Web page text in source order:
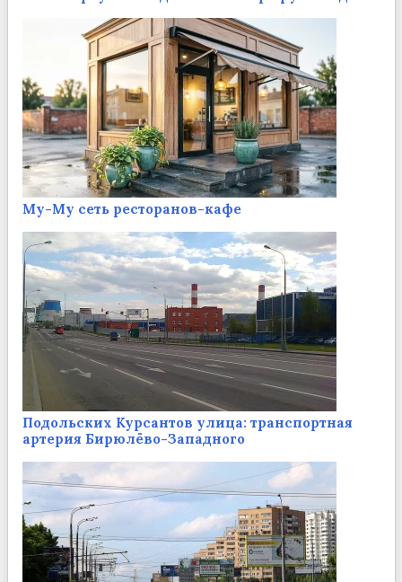
Му-Му сеть ресторанов-кафе
Подольских Курсантов улица: транспортная
артерия Бирюлёво-Западного